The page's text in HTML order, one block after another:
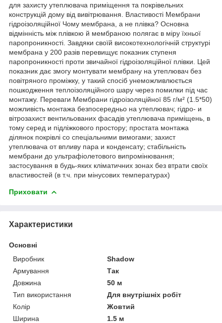
для захисту утеплювача приміщення та покрівельних
конструкцій дому від вивітрювання. Властивості Мембрани
гідроізоляційної Чому мембрана, а не плівка? Основна
відмінність між плівкою й мембраною полягає в міру їхньої
паропроникності. Завдяки своїй високотехнологічній структурі
мембрана у 200 разів перевищує показник ступеня
паропроникності проти звичайної гідроізоляційної плівки. Цей
показник дає змогу монтувати мембрану на утеплювач без
повітряного проміжку, у такий спосіб унеможливлюється
пошкодження теплоізоляційного шару через помилки під час
монтажу. Переваги Мембрани гідроізоляційної 85 г/м² (1.5*50)
можливість монтажа безпосередньо на утеплювач; гідро- и
вітрозахист вентильованих фасадів утеплювача приміщень, в
тому серед и підліжкового простору; простата монтажа
ділянок покрівлі со спеціальними вимогами; захист
утеплювача от впливу пара и конденсату; стабільність
мембрани до ультрафіолетового випромінювання;
застосування в будь-яких кліматичних зонах без втрати своїх
властивостей (в т.ч. при мінусових температурах)
Приховати
Характеристики
Основні
Виробник
Shadow
Армування
Так
Довжина
50 м
Тип використання
Для внутрішніх робіт
Колір
Жовтий
Ширина
1.5 м